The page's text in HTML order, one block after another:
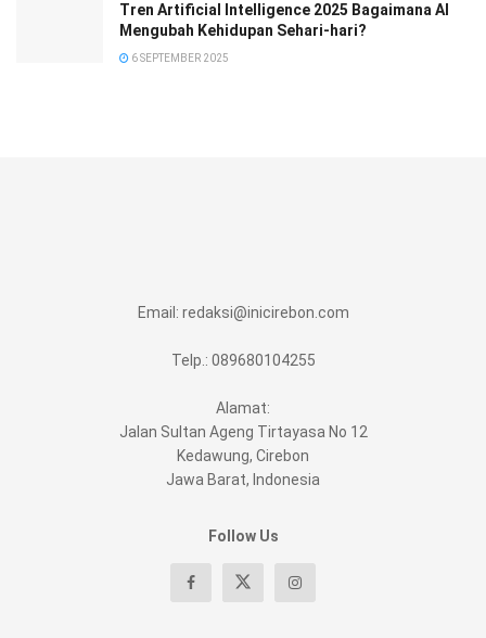
Tren Artificial Intelligence 2025 Bagaimana AI
Mengubah Kehidupan Sehari-hari?
6 SEPTEMBER 2025
Email: redaksi@inicirebon.com
Telp.: 089680104255
Alamat:
Jalan Sultan Ageng Tirtayasa No 12
Kedawung, Cirebon
Jawa Barat, Indonesia
Follow Us